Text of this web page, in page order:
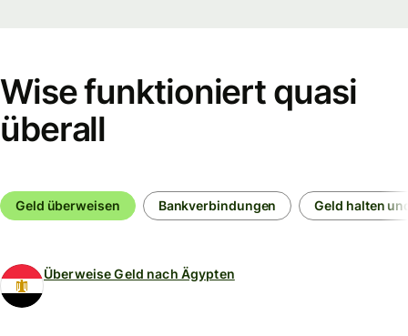
Wise funktioniert quasi
überall
Geld überweisen Bankverbindungen Geld halten
Überweise Geld nach Ägypten